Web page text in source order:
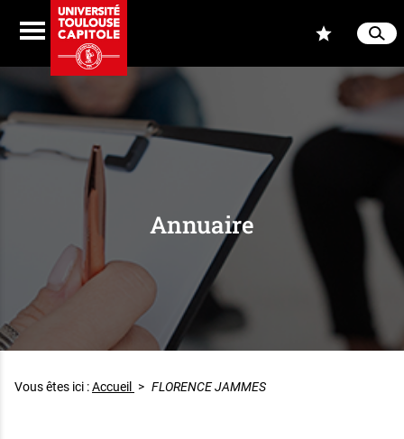
Menu
Annuaire
Vous êtes ici :Accueil > FLORENCE JAMMES